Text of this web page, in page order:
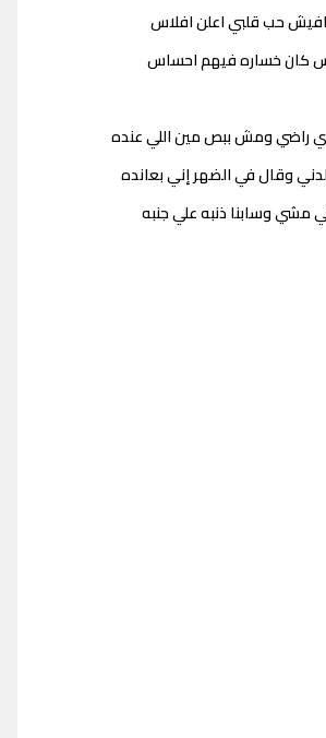
حب قلبي اعلن افلاس
كان خساره فيهم احساس
راضي ومش ببص مين اللي عنده
وقال في الضهر إني بعانده
مشي وسابنا ذنبه علي جنبه